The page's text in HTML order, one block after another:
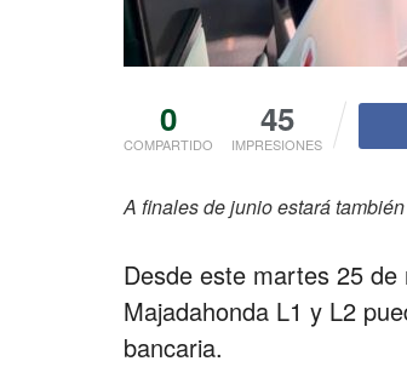
0
COMPARTIDO
45
IMPRESIONES
A finales de junio estará
Desde este martes 25
Majadahonda L1 y L2
bancaria.